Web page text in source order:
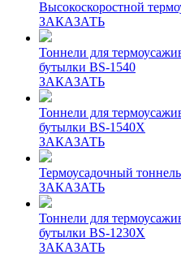
Высокоскоростной
ЗАКАЗАТЬ
Тоннели для
бутылки BS-1540
ЗАКАЗАТЬ
Тоннели для
бутылки BS-1540X
ЗАКАЗАТЬ
Термоусадочный
ЗАКАЗАТЬ
Тоннели для
бутылки BS-1230X
ЗАКАЗАТЬ